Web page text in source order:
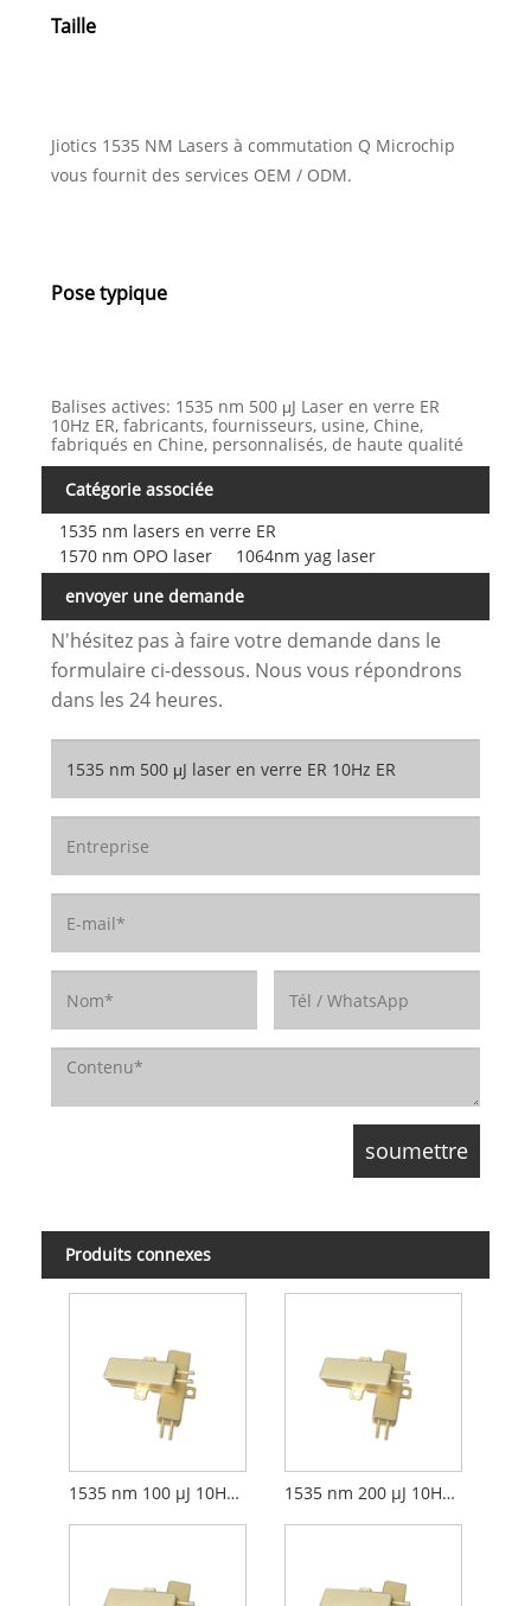
Taille
Jiotics 1535 NM Lasers à commutation Q Microchip
vous fournit des services OEM / ODM.
Pose typique
Balises actives: 1535 nm 500 μJ Laser en verre ER
10Hz ER, fabricants, fournisseurs, usine, Chine,
fabriqués en Chine, personnalisés, de haute qualité
Catégorie associée
1535 nm lasers en verre ER
1570 nm OPO laser
1064nm yag laser
envoyer une demande
N'hésitez pas à faire votre demande dans le
formulaire ci-dessous. Nous vous répondrons
dans les 24 heures.
Produits connexes
1535 nm 100 µJ 10Hz est le laser en verre 1535 nm 200 µJ 10Hz est un laser en verre